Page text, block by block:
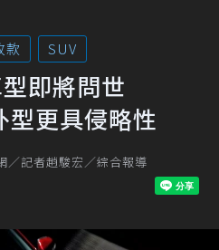
款 SUV
即將問世
更具侵略性
／記者趙駿宏／綜合報導